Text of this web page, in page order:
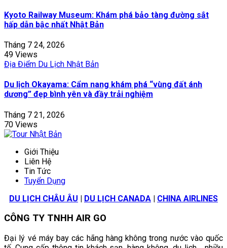
Kyoto Railway Museum: Khám phá bảo tàng đường sắt
hấp dẫn bậc nhất Nhật Bản
Tháng 7 24, 2026
49 Views
Địa Điểm Du Lịch Nhật Bản
Du lịch Okayama: Cẩm nang khám phá “vùng đất ánh
dương” đẹp bình yên và đầy trải nghiệm
Tháng 7 21, 2026
70 Views
Giới Thiệu
Liên Hệ
Tin Tức
Tuyển Dụng
DU LỊCH CHÂU ÂU | DU LỊCH CANADA | CHINA AIRLINES
CÔNG TY TNHH AIR GO
Đại lý vé máy bay các hãng hàng không trong nước vào quốc